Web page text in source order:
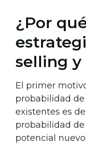
¿Por
selling y
El primer
probabilidad
existentes es del
probabilidad
potencial nuevo